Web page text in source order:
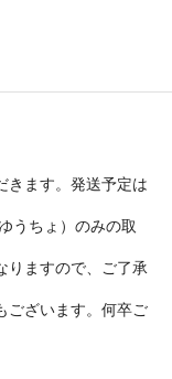
きます。発送予定は
うちょ）のみの取
りますので、ご了承
ございます。何卒ご